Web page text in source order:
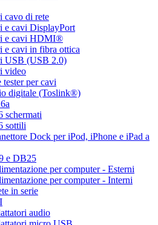
cavo di rete
e cavi DisplayPort
e cavi HDMI®
e cavi in fibra ottica
USB (USB 2.0)
video
tester per cavi
digitale (Toslink®)
schermati
sottili
Dock per iPod, iPhone e iPad a
e DB25
per computer - Esterni
per computer - Interni
in serie
audio